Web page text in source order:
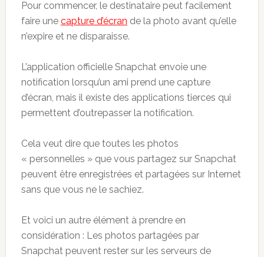
Pour commencer, le destinataire peut facilement
faire une capture d’écran de la photo avant qu’elle
n’expire et ne disparaisse.
L’application officielle Snapchat envoie une
notification lorsqu’un ami prend une capture
d’écran, mais il existe des applications tierces qui
permettent d’outrepasser la notification.
Cela veut dire que toutes les photos
« personnelles » que vous partagez sur Snapchat
peuvent être enregistrées et partagées sur Internet
sans que vous ne le sachiez.
Et voici un autre élément à prendre en
considération : Les photos partagées par
Snapchat peuvent rester sur les serveurs de